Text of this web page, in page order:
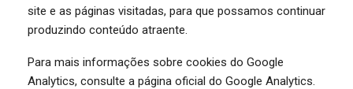
site e as páginas visitadas, para que possamos continuar
produzindo conteúdo atraente.
Para mais informações sobre cookies do Google
Analytics, consulte a página oficial do Google Analytics.